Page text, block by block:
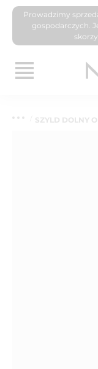
Prowadzimy
gospodarczych.
SZYLD DOLNY